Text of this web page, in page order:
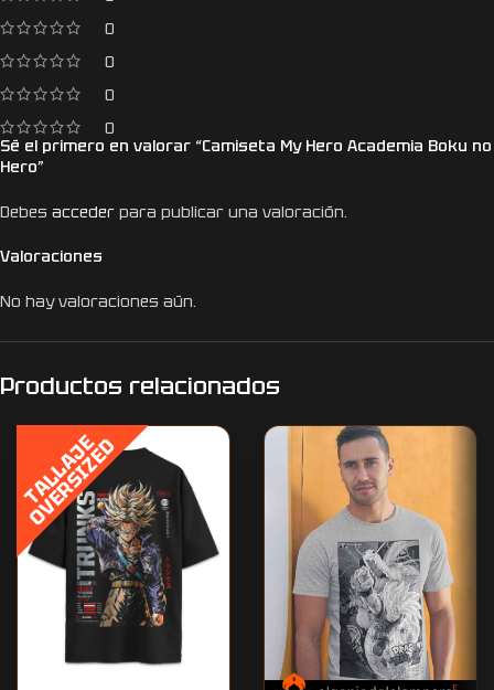
0
0
0
0
Valoraciones
No hay valoraciones aún.
Sé el primero en valorar “Camiseta My Hero Academia Boku no
Hero”
Debes acceder para publicar una valoración.
Productos relacionados
T
A
L
L
A
J
E
O
V
E
R
S
I
Z
E
D